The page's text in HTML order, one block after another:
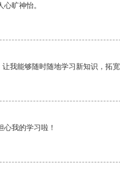
旷神怡。
我能够随时随地学习新知识，拓宽
我的学习啦！